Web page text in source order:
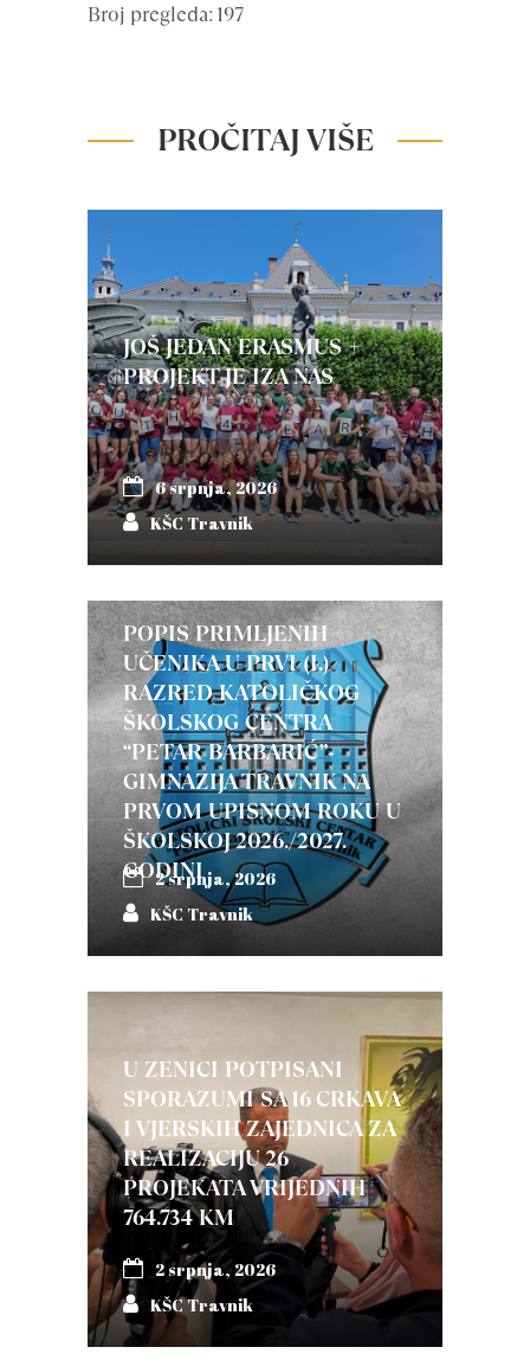
Broj pregleda: 197
PROČITAJ VIŠE
JOŠ JEDAN ERASMUS +
PROJEKT JE IZA NAS
6 srpnja, 2026
KŠC Travnik
POPIS PRIMLJENIH
UČENIKA U PRVI (I.)
RAZRED KATOLIČKOG
ŠKOLSKOG CENTRA
“PETAR BARBARIĆ”-
GIMNAZIJA TRAVNIK NA
PRVOM UPISNOM ROKU U
ŠKOLSKOJ 2026./2027.
GODINI
2 srpnja, 2026
KŠC Travnik
U ZENICI POTPISANI
SPORAZUMI SA 16 CRKAVA
I VJERSKIH ZAJEDNICA ZA
REALIZACIJU 26
PROJEKATA VRIJEDNIH
764.734 KM
2 srpnja, 2026
KŠC Travnik